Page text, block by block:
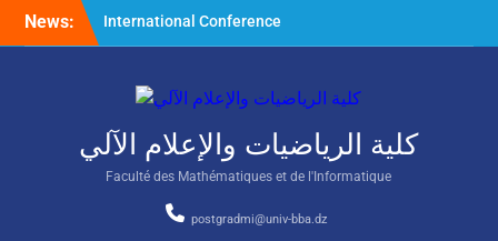
SkipNews:
International Conference
on Nonlinear Mathematical
كلية الرياضيات والإعلام الآلي
Faculté des Mathématiques et de l'Informatique
postgradmi@univ-bba.dz